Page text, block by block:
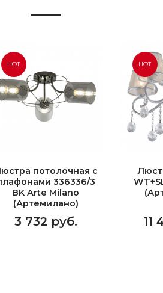
HOT
потолочная с
336336/3
BK Arte Milano
(Артемилано)
3 732 руб.
HOT
11